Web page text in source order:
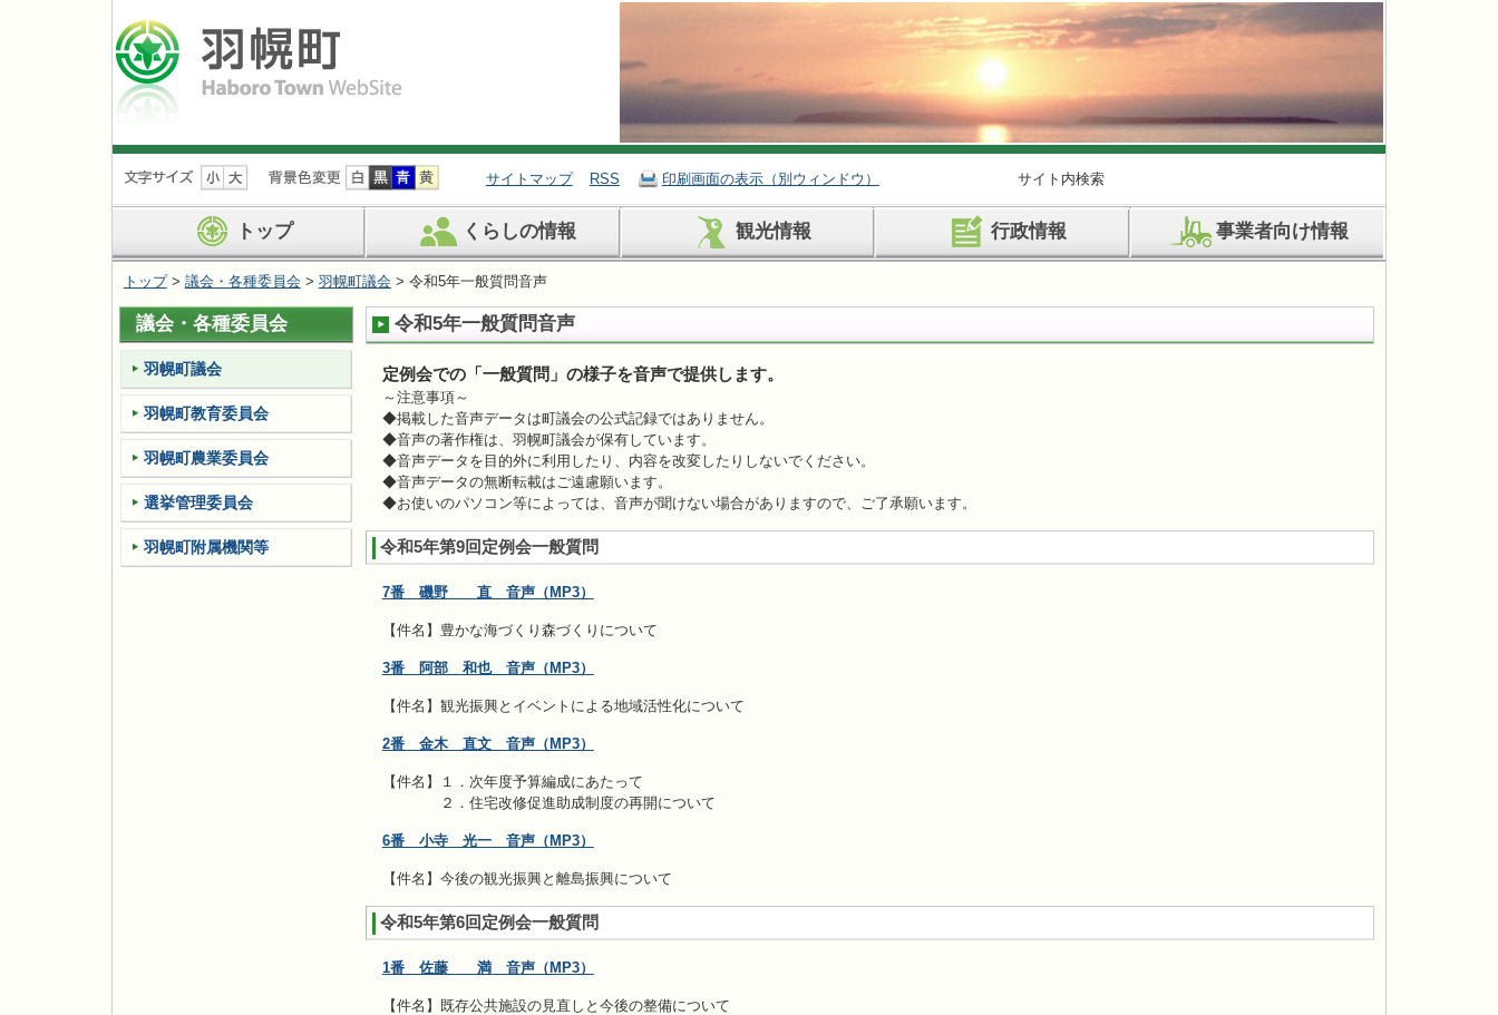
ナ
ビ
ョ
ン
を
飛
ば
す
サイトマップ RSS 印刷画面の表示（別ウィンドウ） サイト内検索
トップ くらしの情報 観光情報 行政情報 事業者向け情報
トップ> 議会・各種委員会 > 羽幌町議会 > 令和5年一般質問音声
令和5年一般質問音声
定例会での「一般質問」の様子を音声で提供します。
～注意事項～
◆掲載した音声データは町議会の公式記録ではありません。
◆音声の著作権は、羽幌町議会が保有しています。
◆音声データを目的外に利用したり、内容を改変したりしないでください。
◆音声データの無断転載はご遠慮願います。
◆お使いのパソコン等によっては、音声が聞けない場合がありますので、ご了承願います。
令和5年第9回定例会一般質問
7番 磯野 直 音声（MP3）
【件名】豊かな海づくり森づくりについて
3番 阿部 和也 音声（MP3）
【件名】観光振興とイベントによる地域活性化について
2番 金木 直文 音声（MP3）
【件名】１．次年度予算編成にあたって
２．住宅改修促進助成制度の再開について
6番 小寺 光一 音声（MP3）
【件名】今後の観光振興と離島振興について
令和5年第6回定例会一般質問
1番 佐藤 満 音声（MP3）
【件名】既存公共施設の見直しと今後の整備について
議会・各種委員会
羽幌町議会
羽幌町教育委員会
羽幌町農業委員会
選挙管理委員会
羽幌町附属機関等